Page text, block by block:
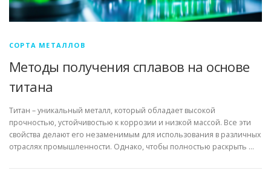
СОРТА МЕТАЛЛОВ
Методы получения сплавов на основе
титана
Титан – уникальный металл, который обладает высокой
прочностью, устойчивостью к коррозии и низкой массой. Все эти
свойства делают его незаменимым для использования в различных
отраслях промышленности. Однако, чтобы полностью раскрыть …